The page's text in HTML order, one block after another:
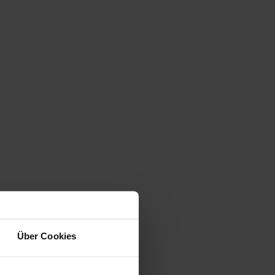
Über Cookies